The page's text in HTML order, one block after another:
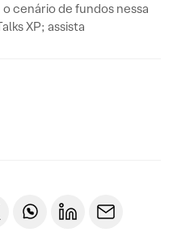
cenário de fundos nessa
XP; assista